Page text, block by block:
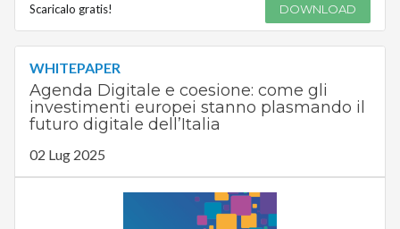
Scaricalo gratis! DOWNLOAD
WHITEPAPER
Agenda Digitale e coesione: come gli
investimenti europei stanno plasmando il
futuro digitale dell’Italia
02 Lug 2025